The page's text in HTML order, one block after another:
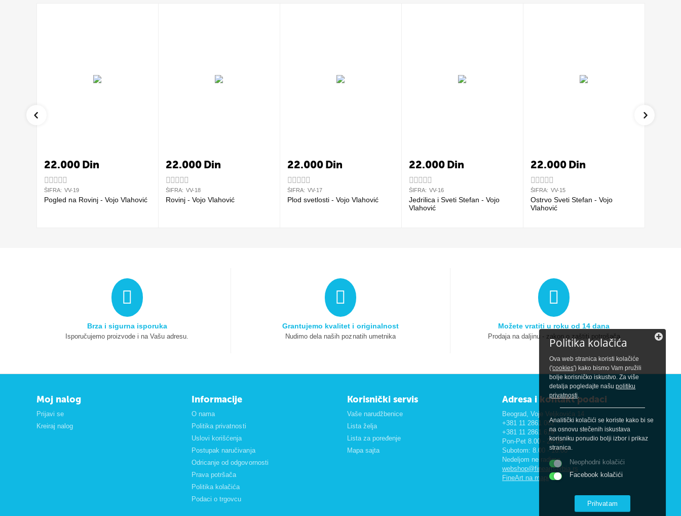
22.000 Din
ŠIFRA: VV-19
Pogled na Rovinj - Vojo Vlahović
22.000 Din
ŠIFRA: VV-18
Rovinj - Vojo Vlahović
22.000 Din
ŠIFRA: VV-17
Plod svetlosti - Vojo Vlahović
22.000 Din
ŠIFRA: VV-16
Jedrilica i Sveti Stefan - Vojo
Vlahović
22.000 Din
ŠIFRA: VV-15
Ostrvo Sveti Stefan - Vojo
Vlahović
Brza i sigurna isporuka
Isporučujemo proizvode i na Vašu adresu.
Grantujemo kvalitet i originalnost
Nudimo dela naših poznatih umetnika
Možete vratiti u roku od 14 dana
Prodaja na daljinu - zakon o zaštiti potrošača
Moj nalog
Prijavi se
Kreiraj nalog
Informacije
O nama
Politika privatnosti
Uslovi korišćenja
Postupak naručivanja
Odricanje od odgovornosti
Prava potršača
Politika kolačića
Podaci o trgovcu
Korisnički servis
Vaše narudžbenice
Lista želja
Lista za poređenje
Mapa sajta
Adresa i kontakt podaci
Beograd, Voje Veljkovića 14
+381 11 2861 062
+381 11 2861 619
Pon-Pet 8.00 - 20.00
Subotom: 8.00 - 16.00
Nedeljom ne radimo
webshop@fineartserbia.rs
FineArt na mapi
Politika kolačića
Ova web stranica koristi kolačiće
('cookies') kako bismo Vam pružili
bolje korisničko iskustvo. Za više
detalja pogledajte našupolitiku
privatnosti.
Analitički kolačići se koriste kako bi se
na osnovu stečenih iskustava
korisniku ponudio bolji izbor i prikaz
stranica.
Neophodni kolačići
Facebook kolačići
Prihvatam